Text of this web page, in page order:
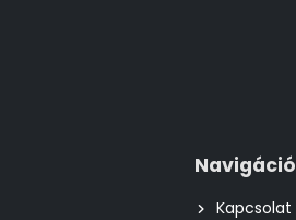
Navigáció
Kapcsolat